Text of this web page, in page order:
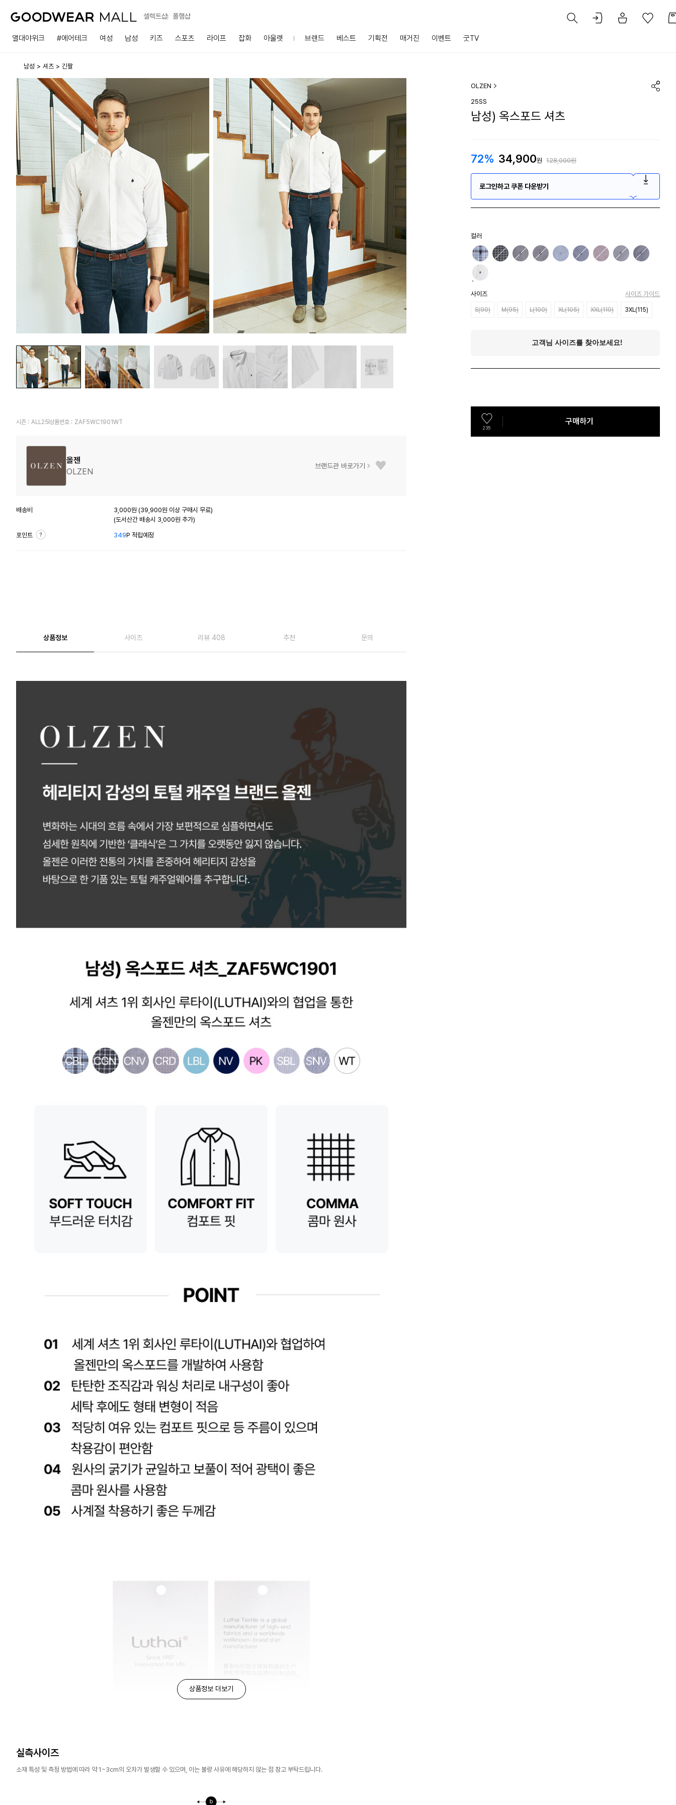
셀렉트샵 폴햄샵
열대야위크 #에어테크 여성 남성 키즈 스포츠 라이프 잡화 아울렛 브랜드 베스트 기획전 매거진 이벤트 굿TV
남성 셔츠 긴팔
시즌 : ALL25 상품번호 : ZAF5WC1901WT
올젠
OLZEN
브랜드관 바로가기
배송비
3,000원 (39,900원 이상 구매시 무료)
(도서산간 배송시 3,000원 추가)
포인트 349P 적립예정
상품정보 사이즈 리뷰 408 추천 문의
상품정보 더보기
실측사이즈
소재 특성 및 측정 방법에 따라 약 1~3cm의 오차가 발생할 수 있으며, 이는 불량 사유에 해당하지 않는 점 참고 부탁드립니다.
OLZEN
25SS
남성) 옥스포드 셔츠
72% 34,900원 128,000원
로그인하고 쿠폰 다운받기
컬러
사이즈 사이즈 가이드
S(90) M(95) L(100) XL(105) XXL(110) 3XL(115)
235
구매하기